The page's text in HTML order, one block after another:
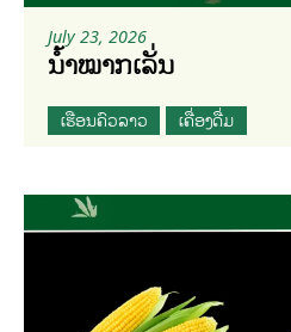
July 23, 2026
ນ້ຳໝາກເລັ່ນ
ເຮືອນຄົວລາວ ເຄື່ອງດື່ມ